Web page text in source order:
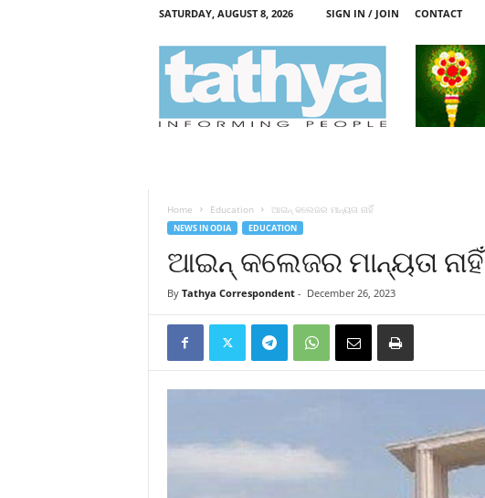
SATURDAY, AUGUST 8, 2026 SIGN IN / JOIN CONTACT
Home Education ଆଇନ୍‍ କଲେଜର ମାନ୍ୟତା ନାହିଁ
NEWS IN ODIA EDUCATION
ଆଇନ୍‍ କଲେଜର ମାନ୍ୟତା ନାହିଁ
By Tathya Correspondent- December 26, 2023